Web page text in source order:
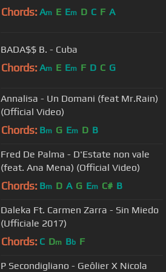
Chords: Am E Em D C F A
BADA$$ B. - Cuba
Chords: Am E Em F D C G
Annalisa - Un Domani (feat Mr.Rain)
(Official Video)
Chords: Bm G Em D B
Fred De Palma - D'Estate non vale
(feat. Ana Mena) (Official Video)
Chords: Bm D A G Em C# B
Daleka Ft. Carmen Zarra - Sin Miedo
(Ufficiale 2017)
Chords: C Dm Bb F
P Secondigliano - Geôlier X Nicola